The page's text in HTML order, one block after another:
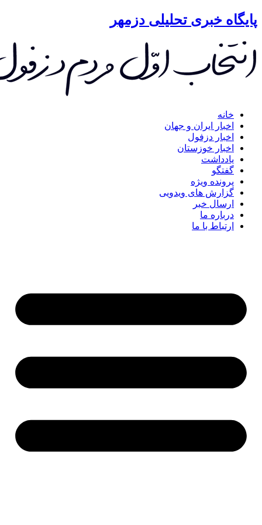
خبری تحلیلی دزمهر
خانه
اخبار ایران و جهان
اخبار دزفول
اخبار خوزستان
یادداشت
گفتگو
پرونده ویژه
گزارش های ویدویی
ارسال خبر
درباره ما
ارتباط با ما